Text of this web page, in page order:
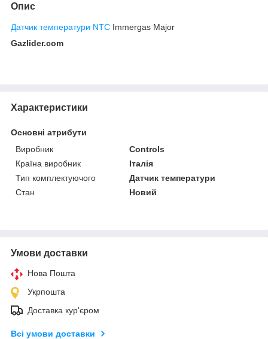
Опис
Датчик температури NTC Immergas Major
Gazlider.com
Характеристики
Основні атрибути
Виробник
Controls
Країна виробник
Італія
Тип комплектуючого
Датчик температури
Стан
Новий
Умови доставки
Нова Пошта
Укрпошта
Доставка кур'єром
Всі умови доставки